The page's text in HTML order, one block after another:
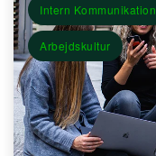
Intern Kommunikation
Arbejdskultur